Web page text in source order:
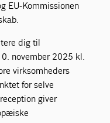
EU-Kommissionen
dig til
november 2025 kl.
virksomheders
for selve
giver